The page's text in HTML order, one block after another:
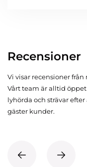
Recensioner
Vi visar recensioner
Vårt team är alltid
lyhörda och strävar
gäster kunder.